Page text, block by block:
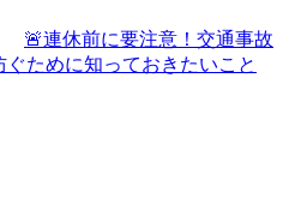
🚨連休前に要注意！交通事故
ぐために知っておきたいこと